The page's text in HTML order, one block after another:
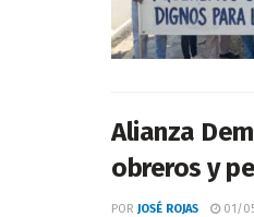
Alianza
obreros y
POR JOSÉ ROJAS 01/